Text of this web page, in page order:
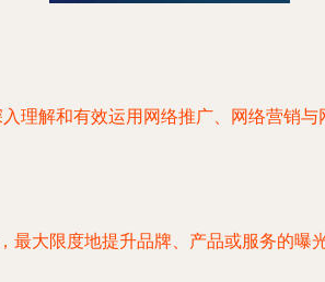
理解和有效运用网络推广、网络营销
大限度地提升品牌、产品或服务的曝